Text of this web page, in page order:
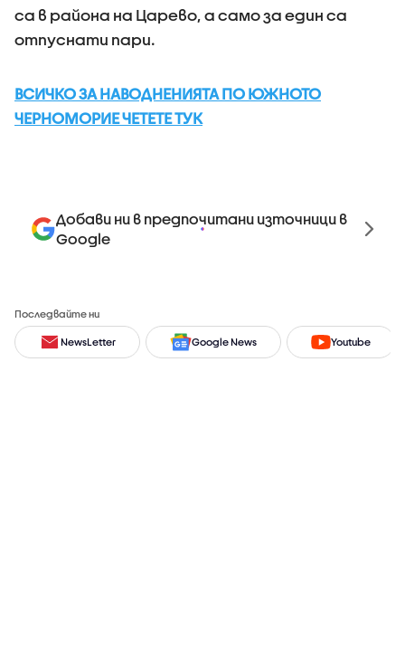
са в района на Царево, а само за един са
отпуснати пари.
ВСИЧКО ЗА НАВОДНЕНИЯТА ПО ЮЖНОТО
ЧЕРНОМОРИЕ ЧЕТЕТЕ ТУК
Добави ни в предпочитани източници в
Google
Последвайте ни
NewsLetter Google News Youtube